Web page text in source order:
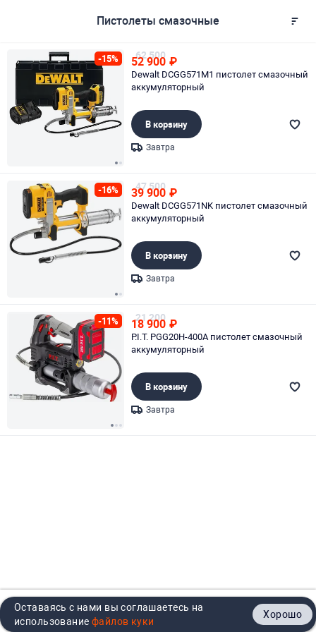
Главная Каталог Кабинет Контакты
Пистолеты смазочные
-15% 62 500
52 900 ₽
Dewalt DCGG571M1 пистолет смазочный
аккумуляторный
В корзину
Завтра
-16% 47 500
39 900 ₽
Dewalt DCGG571NK пистолет смазочный
аккумуляторный
В корзину
Завтра
-11% 21 200
18 900 ₽
P.I.T. PGG20H-400A пистолет смазочный
аккумуляторный
В корзину
Завтра
Оставаясь с нами вы соглашаетесь на
использование
Хорошо